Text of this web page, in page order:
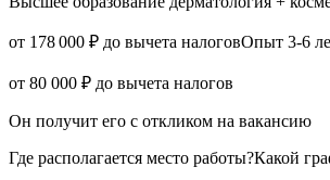
от 178 000 ₽ до вычета налоговОпыт 3-6
от 80 000 ₽ до вычета налогов
Он получит его с откликом на вакансию
Где располагается место работы?Какой